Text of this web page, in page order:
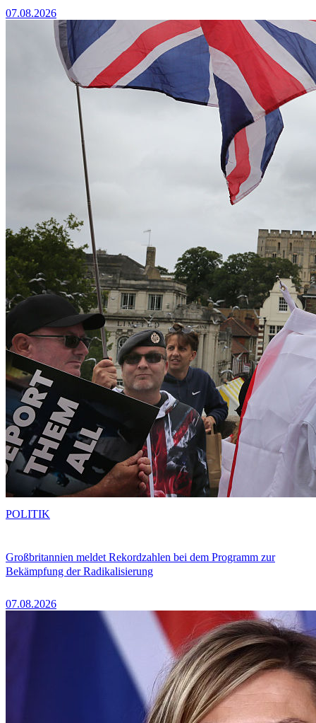
07.08.2026
Großbritannien meldet Rekordzahlen bei dem Programm zur
Bekämpfung der Radikalisierung
07.08.2026
POLITIK